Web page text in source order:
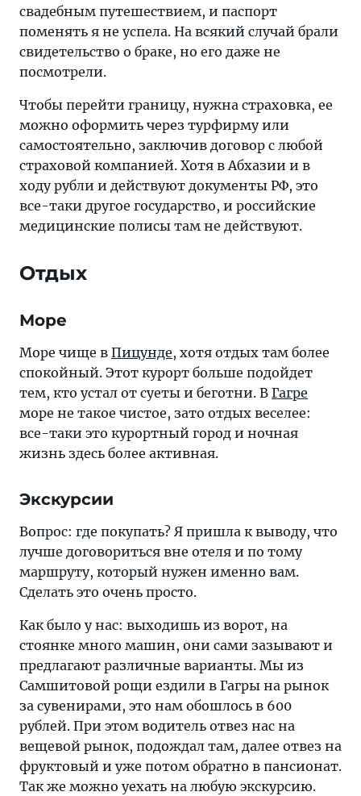
свадебным путешествием, и паспорт
поменять я не успела. На всякий случай брали
свидетельство о браке, но его даже не
посмотрели.
Чтобы перейти границу, нужна страховка, ее
можно оформить через турфирму или
самостоятельно, заключив договор с любой
страховой компанией. Хотя в Абхазии и в
ходу рубли и действуют документы РФ, это
все-таки другое государство, и российские
медицинские полисы там не действуют.
Отдых
Море
Море чище в Пицунде, хотя отдых там более
спокойный. Этот курорт больше подойдет
тем, кто устал от суеты и беготни. В Гагре
море не такое чистое, зато отдых веселее:
все-таки это курортный город и ночная
жизнь здесь более активная.
Экскурсии
Вопрос: где покупать? Я пришла к выводу, что
лучше договориться вне отеля и по тому
маршруту, который нужен именно вам.
Сделать это очень просто.
Как было у нас: выходишь из ворот, на
стоянке много машин, они сами зазывают и
предлагают различные варианты. Мы из
Самшитовой рощи ездили в Гагры на рынок
за сувенирами, это нам обошлось в 600
рублей. При этом водитель отвез нас на
вещевой рынок, подождал там, далее отвез на
фруктовый и уже потом обратно в пансионат.
Так же можно уехать на любую экскурсию.